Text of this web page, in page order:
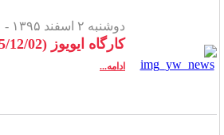
دوشنبه ۲ اسفند ۱۳۹۵ -
کارگاه ایویوز (95/12/02)
ادامه...